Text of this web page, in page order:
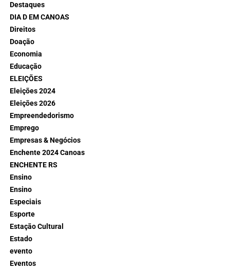
Destaques
DIA D EM CANOAS
Direitos
Doação
Economia
Educação
ELEIÇÕES
Eleições 2024
Eleições 2026
Empreendedorismo
Emprego
Empresas & Negócios
Enchente 2024 Canoas
ENCHENTE RS
Ensino
Ensino
Especiais
Esporte
Estação Cultural
Estado
evento
Eventos